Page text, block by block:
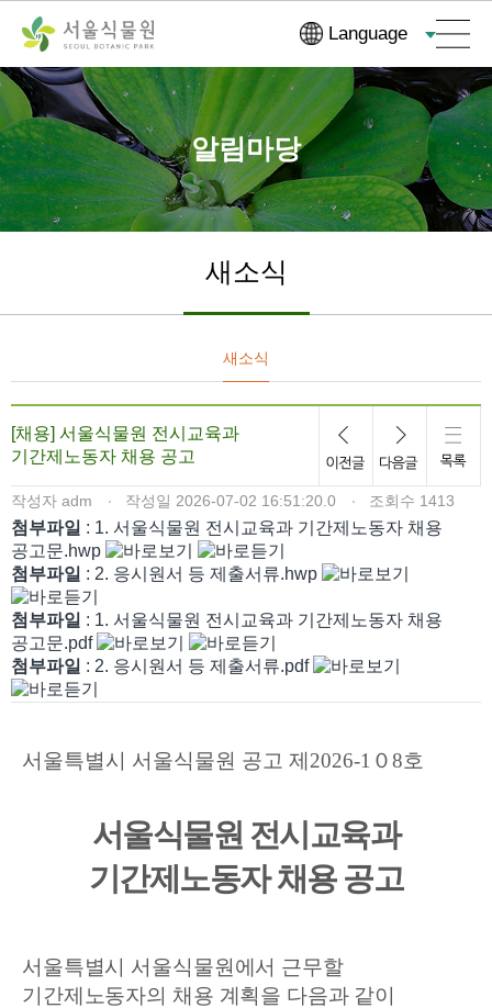
츠
바
로
가
기
본문으로
바로가기
Language
알림마당
새소식
새소식
[채용] 서울식물원 전시교육과
기간제노동자 채용 공고
작성자 adm 작성일 2026-07-02 16:51:20.0 조회수 1413
첨부파일 : 1. 서울식물원 전시교육과 기간제노동자 채용
공고문.hwp
첨부파일 : 2. 응시원서 등 제출서류.hwp
첨부파일 : 1. 서울식물원 전시교육과 기간제노동자 채용
공고문.pdf
첨부파일 : 2. 응시원서 등 제출서류.pdf
서울특별시 서울식물원 공고 제 2026-1 ０8호
서울식물원 전시교육과
기간제노동자 채용 공고
서울특별시 서울식물원에서 근무할
기간제노동자의 채용 계획을 다음과 같이